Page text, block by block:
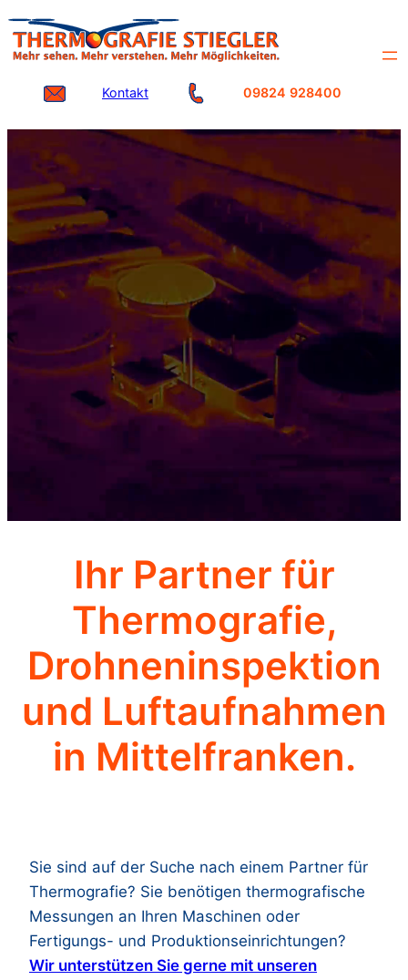
Zum
Inhalt
springen
Kontakt 09824 928400
Ihr Partner für
Thermografie,
Drohneninspektion
und Luftaufnahmen
in Mittelfranken.
Sie sind auf der Suche nach einem Partner für
Thermografie? Sie benötigen thermografische
Messungen an Ihren Maschinen oder
Fertigungs- und Produktionseinrichtungen?
Wir unterstützen Sie gerne mit unseren